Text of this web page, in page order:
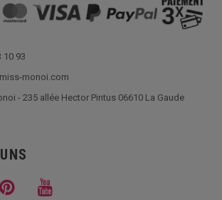
10 93
monoi.com
- 235 allée Hector Pintus 06610 La Gaude